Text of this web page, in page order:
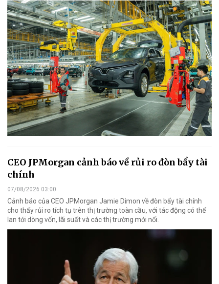
CEO JPMorgan cảnh báo về rủi ro đòn bẩy tài
chính
07/08/2026 03:00
Cảnh báo của CEO JPMorgan Jamie Dimon về đòn bẩy tài chính
cho thấy rủi ro tích tụ trên thị trường toàn cầu, với tác động có thể
lan tới dòng vốn, lãi suất và các thị trường mới nổi.